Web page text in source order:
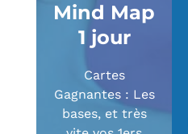
Mind Map
1 jour
Cartes
Gagnantes : Les
bases, et très